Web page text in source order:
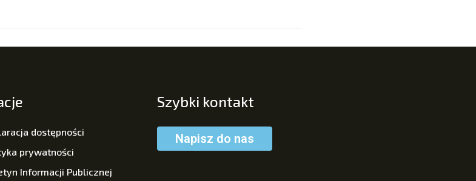
dostępności
prywatności
Informacji Publicznej
Szybki kontakt
Napisz do nas